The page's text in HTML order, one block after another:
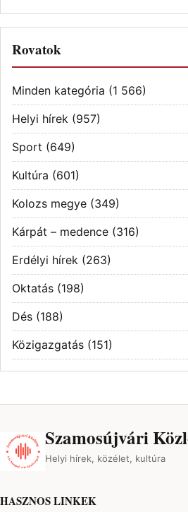
Rovatok
Minden kategória (1 566)
Helyi hírek (957)
Sport (649)
Kultúra (601)
Kolozs megye (349)
Kárpát – medence (316)
Erdélyi hírek (263)
Oktatás (198)
Dés (188)
Közigazgatás (151)
Szamosújvári
Helyi hírek, közélet, kultúra
HASZNOS LINKEK